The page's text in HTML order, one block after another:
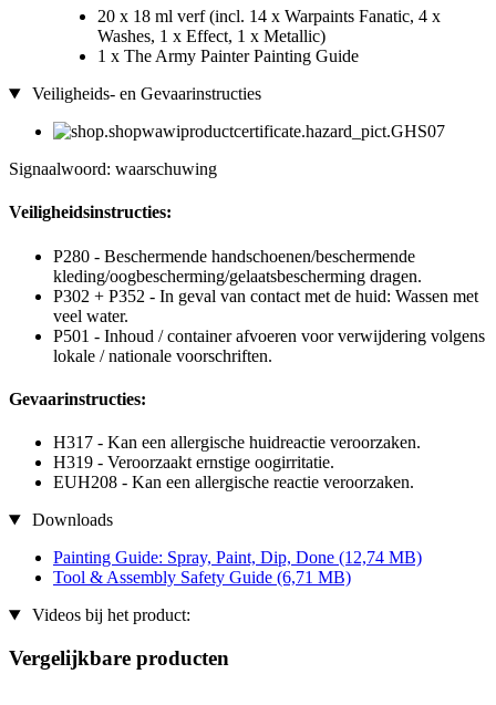
20 x 18 ml verf (incl. 14 x Warpaints Fanatic, 4 x
Washes, 1 x Effect, 1 x Metallic)
1 x The Army Painter Painting Guide
Veiligheids- en Gevaarinstructies
Signaalwoord: waarschuwing
Veiligheidsinstructies:
P280 - Beschermende handschoenen/beschermende
kleding/oogbescherming/gelaatsbescherming dragen.
P302 + P352 - In geval van contact met de huid: Wassen met
veel water.
P501 - Inhoud / container afvoeren voor verwijdering volgens
lokale / nationale voorschriften.
Gevaarinstructies:
H317 - Kan een allergische huidreactie veroorzaken.
H319 - Veroorzaakt ernstige oogirritatie.
EUH208 - Kan een allergische reactie veroorzaken.
Downloads
Painting Guide: Spray, Paint, Dip, Done (12,74 MB)
Tool & Assembly Safety Guide (6,71 MB)
Videos bij het product:
Vergelijkbare producten